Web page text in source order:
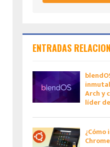
ENTRADAS
Arch y
líder